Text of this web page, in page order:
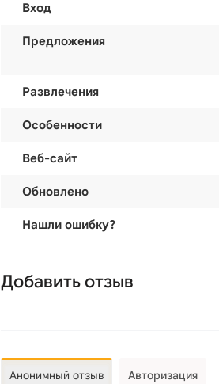
Вход
Предложения
Развлечения
Особенности
Веб-сайт
Обновлено
Нашли ошибку?
Добавить отзыв
Анонимный отзыв Авторизация